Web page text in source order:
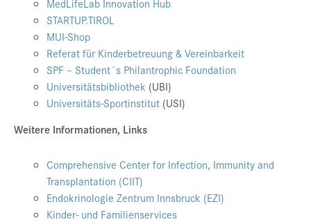
STARTUP.TIROL
MUI-Shop
Referat für Kinderbetreuung & Vereinbarkeit
SPF – Student´s Philantrophic Foundation
Universitätsbibliothek (UBI)
Universitäts-Sportinstitut (USI)
Weitere Informationen, Links
Comprehensive Center for Infection, Immunity and
Transplantation (CIIT)
Endokrinologie Zentrum Innsbruck (EZI)
Kinder- und Familienservices